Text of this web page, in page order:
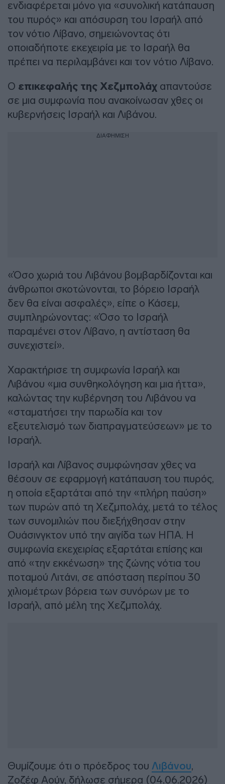
ενδιαφέρεται μόνο για «συνολική κατάπαυση
του πυρός» και απόσυρση του Ισραήλ από
τον νότιο Λίβανο, σημειώνοντας ότι
οποιαδήποτε εκεχειρία με το Ισραήλ θα
πρέπει να περιλαμβάνει και τον νότιο Λίβανο.
Ο επικεφαλής της Χεζμπολάχ απαντούσε
σε μια συμφωνία που ανακοίνωσαν χθες οι
κυβερνήσεις Ισραήλ και Λιβάνου.
ΔΙΑΦΗΜΙΣΗ
«Όσο χωριά του Λιβάνου βομβαρδίζονται και
άνθρωποι σκοτώνονται, το βόρειο Ισραήλ
δεν θα είναι ασφαλές», είπε ο Κάσεμ,
συμπληρώνοντας: «Όσο το Ισραήλ
παραμένει στον Λίβανο, η αντίσταση θα
συνεχιστεί».
Χαρακτήρισε τη συμφωνία Ισραήλ και
Λιβάνου «μια συνθηκολόγηση και μια ήττα»,
καλώντας την κυβέρνηση του Λιβάνου να
«σταματήσει την παρωδία και τον
εξευτελισμό των διαπραγματεύσεων» με το
Ισραήλ.
Ισραήλ και Λίβανος συμφώνησαν χθες να
θέσουν σε εφαρμογή κατάπαυση του πυρός,
η οποία εξαρτάται από την «πλήρη παύση»
των πυρών από τη Χεζμπολάχ, μετά το τέλος
των συνομιλιών που διεξήχθησαν στην
Ουάσινγκτον υπό την αιγίδα των ΗΠΑ. Η
συμφωνία εκεχειρίας εξαρτάται επίσης και
από «την εκκένωση» της ζώνης νότια του
ποταμού Λιτάνι, σε απόσταση περίπου 30
χιλιομέτρων βόρεια των συνόρων με το
Ισραήλ, από μέλη της Χεζμπολάχ.
Θυμίζουμε ότι ο πρόεδρος του Λιβάνου,
Ζοζέφ Αούν, δήλωσε σήμερα (04.06.2026)